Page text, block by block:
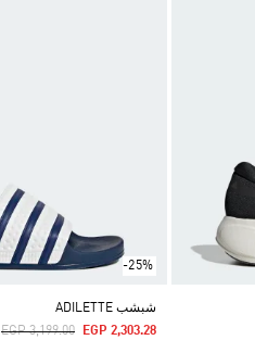
-25%
شبشب ADILETTE
Price Reduced From
EGP 3,199.00ToEGP 2,303.28